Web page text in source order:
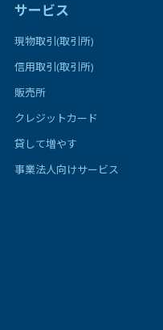
サービス
現物取引(取引所)
信用取引(取引所)
販売所
クレジットカード
貸して増やす
事業法人向けサービス